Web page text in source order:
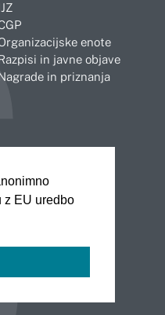
z EU uredbo
enote
in javne objave
in priznanja
mesto
Gradec